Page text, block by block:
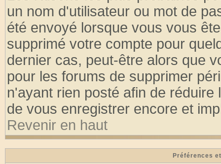
un nom d'utilisateur ou mot de
été envoyé lorsque vous vous
supprimé votre compte pour
dernier cas, peut-être alors que
pour les forums de supprimer
n'ayant rien posté afin de
de vous enregistrer encore et
Revenir en haut
Préférences